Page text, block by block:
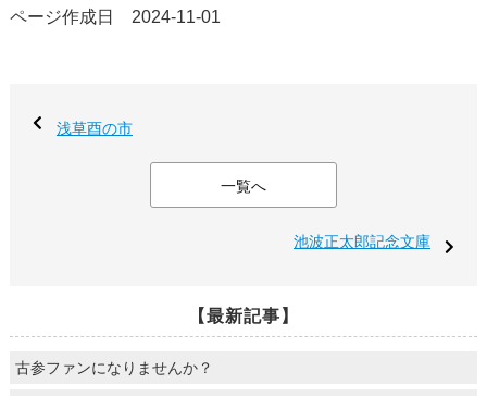
ページ作成日 2024-11-01
浅草酉の市
一覧へ
池波正太郎記念文庫
【最新記事】
古参ファンになりませんか？